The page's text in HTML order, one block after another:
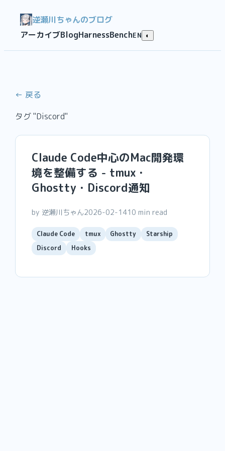
逆瀬川ちゃんのブログ
アーカイブBlogHarnessBenchEN ◐
← 戻る
タグ "Discord"
Claude Code中心のMac開発環
境を整備する - tmux・
Ghostty・Discord通知
by 逆瀬川ちゃん2026-02-1410 min read
Claude Code tmux Ghostty
Starship
Discord
Hooks